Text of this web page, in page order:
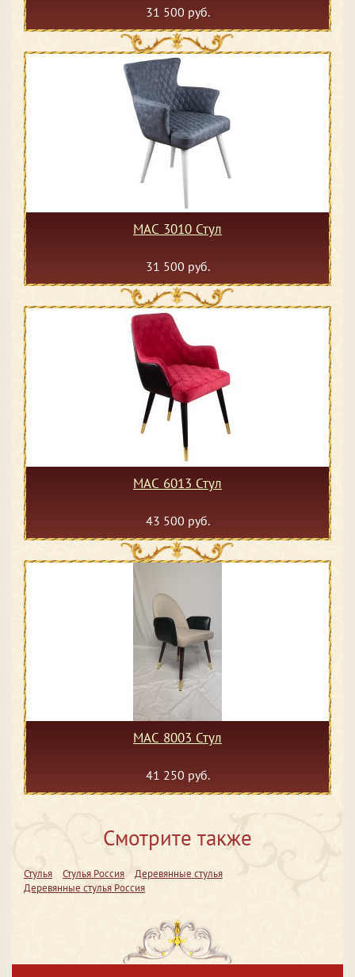
31 500 руб.
MAC 3010 Стул
31 500 руб.
MAC 6013 Стул
43 500 руб.
MAC 8003 Стул
41 250 руб.
Смотрите также
Стулья Стулья Россия
Деревянные стулья
Деревянные стулья Россия